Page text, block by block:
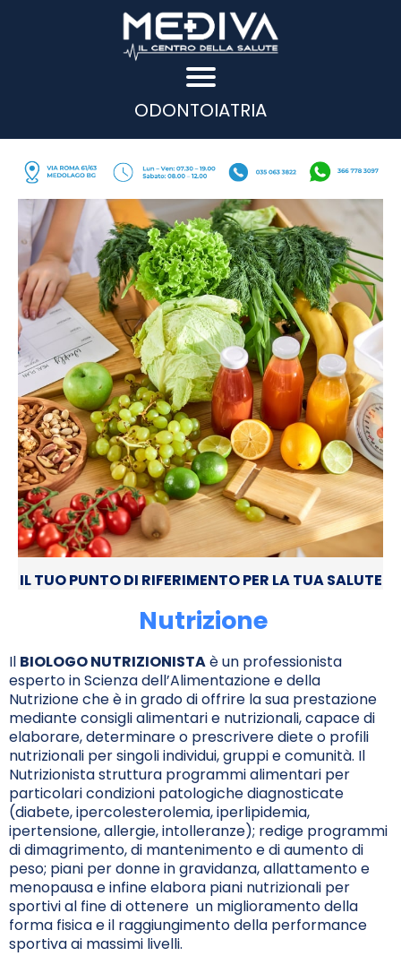
ODONTOIATRIA
IL TUO PUNTO DI RIFERIMENTO PER LA TUA SALUTE
Nutrizione
Il BIOLOGO NUTRIZIONISTAè un professionista
esperto in Scienza dell’Alimentazione e della
Nutrizione che è in grado di offrire la sua prestazione
mediante consigli alimentari e nutrizionali, capace di
elaborare, determinare o prescrivere diete o profili
nutrizionali per singoli individui, gruppi e comunità. Il
Nutrizionista struttura programmi alimentari per
particolari condizioni patologiche diagnosticate
(diabete, ipercolesterolemia, iperlipidemia,
ipertensione, allergie, intolleranze); redige programmi
di dimagrimento, di mantenimento e di aumento di
peso; piani per donne in gravidanza, allattamento e
menopausa e infine elabora piani nutrizionali per
sportivi al fine di ottenere un miglioramento della
forma fisica e il raggiungimento della performance
sportiva ai massimi livelli.